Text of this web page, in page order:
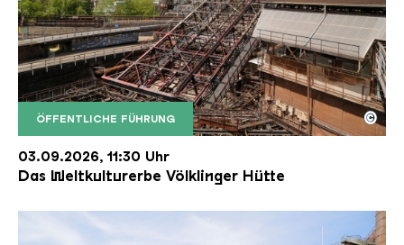
ÖFFENTLICHE FÜHRUNG
Der Erzschrägaufzug der Völklinger Hütte mit
Copyright: Weltkulturerbe Völklinger Hütte | Karl
©
03.09.2026, 11:30 Uhr
Das Weltkulturerbe Völklinger Hütte